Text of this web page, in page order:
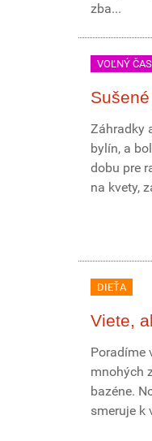
zba...
VOĽNÝ ČAS
Záhradky
bylín, a
dobu pre
na kvety,
DIEŤA
Viete,
Poradíme
mnohých
bazéne.
smeruje k